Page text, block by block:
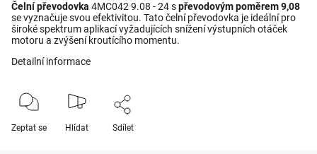
Čelní převodovka 4MC042 9.08 - 24 spřevodovým poměrem 9,08
se vyznačuje svou efektivitou. Tato čelní převodovka je ideální pro
široké spektrum aplikací vyžadujících snížení výstupních otáček
motoru a zvýšení kroutícího momentu.
Detailní informace
Zeptat se Hlídat Sdílet